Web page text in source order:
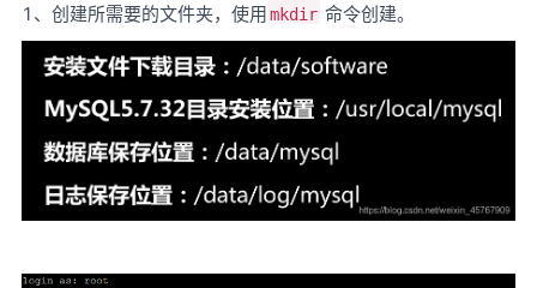
1、创建所需要的文件夹，使用mkdir 命令创建。